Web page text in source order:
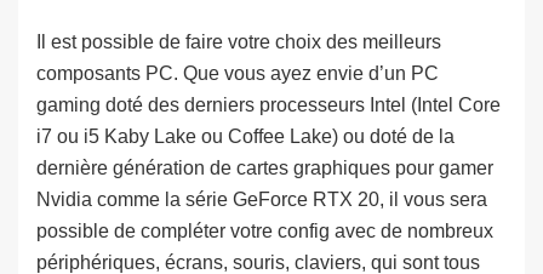
Il est possible de faire votre choix des meilleurs
composants PC. Que vous ayez envie d’un PC
gaming doté des derniers processeurs Intel (Intel Core
i7 ou i5 Kaby Lake ou Coffee Lake) ou doté de la
dernière génération de cartes graphiques pour gamer
Nvidia comme la série GeForce RTX 20, il vous sera
possible de compléter votre config avec de nombreux
périphériques, écrans, souris, claviers, qui sont tous